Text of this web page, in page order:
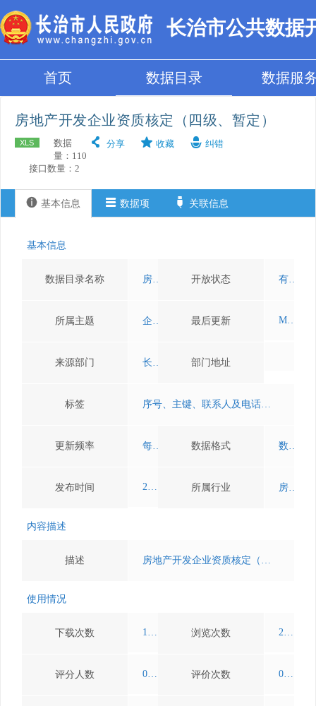
长治市公共数据
首页 数据目录 数据服
房地产开发企业资质核定（四级、暂定）
分享 收藏 纠错
XLS
数据
量：110
接口数量：2
基本信息 数据项  关联信息
基本信息
数据目录名称 房地产开发企业资质核定（四级、暂定） 开放状态 有条件开放
所属主题 企业登记监管 最后更新 Mon May 17 16:00:29 CST 2021
来源部门 长治市行政审批服务管理局 部门地址
标签 序号、主键、联系人及电话、资质等级、房地产业、资质核定、企业登记监管、长治市行政审批服务管理局、发证日期、营业执照号、法人联系电话、备注、企业名称、公司地址、证书编号
更新频率 每年 数据格式 数据集，API服务
发布时间 2021-05-17 16:09:15 所属行业 房地产业
内容描述
描述 房地产开发企业资质核定（四级、暂定）
使用情况
下载次数 107 浏览次数 27860
评分人数 0 评价次数 0